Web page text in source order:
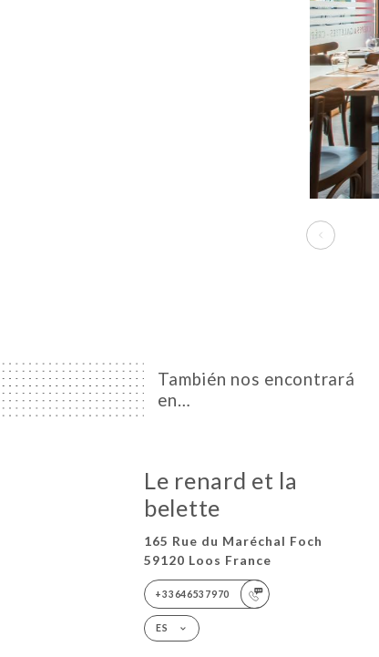
También nos encontrará
en…
Le renard et la
belette
165 Rue du Maréchal Foch
59120 Loos France
+33646537970
ES